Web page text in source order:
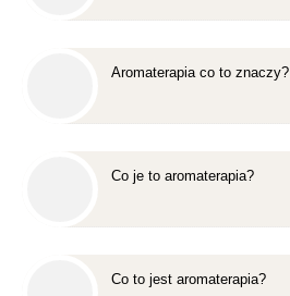
Aromaterapia co to znaczy?
Co je to aromaterapia?
Co to jest aromaterapia?